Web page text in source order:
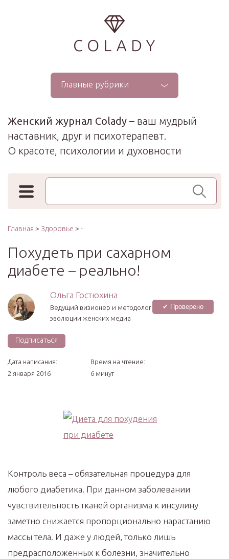
...
Главные рубрики
Женский журнал Colady – ваш мудрый
наставник, друг и психотерапевт.
О красоте, психологии и духовности
Поиск по сайту
Главная > Здоровье > -
Похудеть при сахарном
диабете – реально!
Ольга Гостюхина
Ведущий визионер и методолог
эволюции женских медиа
✔ Проверено
Подписаться
Дата написания:
2 января 2016
Время на чтение:
6 минут
Контроль веса – обязательная процедура для
любого диабетика. При данном заболевании
чувствительность тканей организма к инсулину
заметно снижается пропорционально нарастанию
массы тела. И даже у людей, только лишь
предрасположенных к болезни, значительно